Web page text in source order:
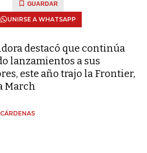
GUARDAR
UNIRSE A WHATSAPP
destacó que continúa
lanzamientos a sus
este año trajo la Frontier,
March